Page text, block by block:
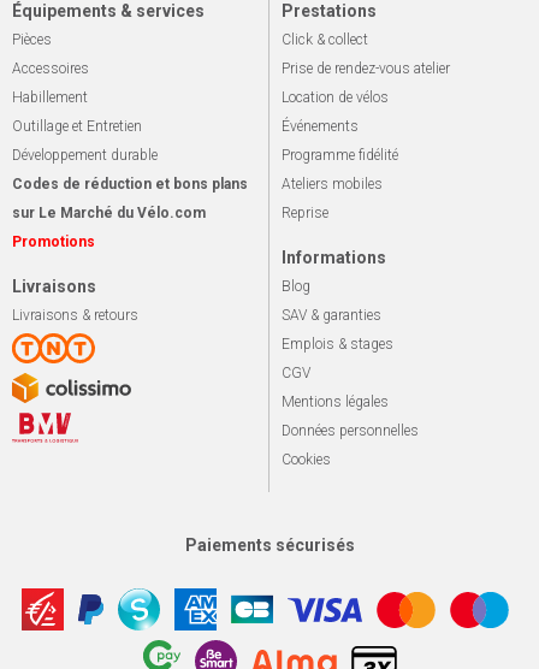
Équipements & services
Pièces
Accessoires
Habillement
Outillage et Entretien
Développement durable
Codes de réduction et bons plans
sur Le Marché du Vélo.com
Promotions
Livraisons
Livraisons & retours
Prestations
Click & collect
Prise de rendez-vous atelier
Location de vélos
Événements
Programme fidélité
Ateliers mobiles
Reprise
Informations
Blog
SAV & garanties
Emplois & stages
CGV
Mentions légales
Données personnelles
Cookies
Paiements sécurisés